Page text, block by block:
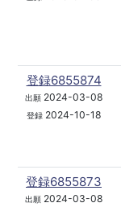
登録6855874
出願2024-03-08
登録2024-10-18
登録6855873
出願2024-03-08